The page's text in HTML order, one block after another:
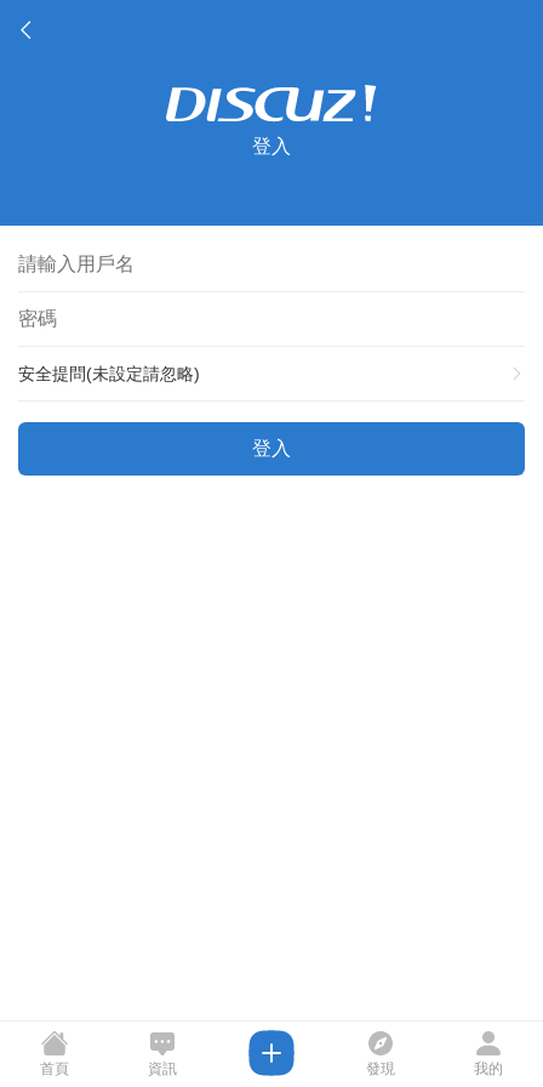
登入
安全提問(未設定請忽略)
登入
首頁 資訊 發現 我的